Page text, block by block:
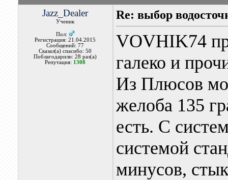
Jazz_Dealer
Ученик
Пол:
Регистрация: 21.04.2015
Сообщений: 77
Сказал(а) спасибо: 50
Поблагодарили: 28 раз(а)
Репутация: 1308
Re: выбор
VOVHIK74
галеко и
Из Плюсов
желоба 135
есть. С
системой
минусов,